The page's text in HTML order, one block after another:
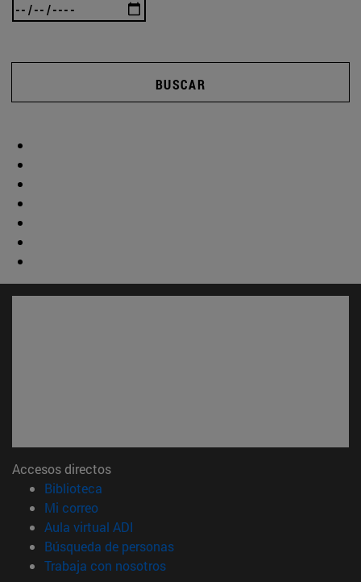
BUSCAR
Accesos directos
Biblioteca
Mi correo(abre en nueva ventana)
Aula virtual ADI
Búsqueda de personas(abre en nueva ventana)
Trabaja con nosotros(abre en nueva ventana)